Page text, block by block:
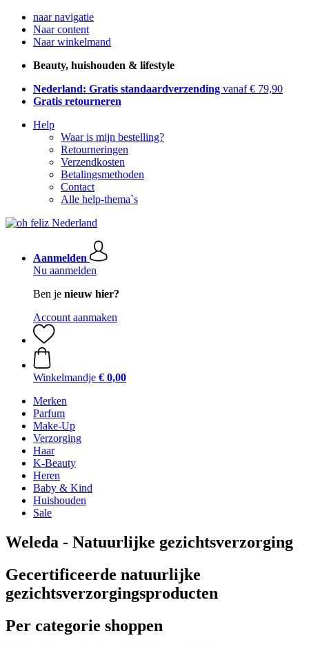
naar navigatie
Naar content
Naar winkelmand
Beauty, huishouden & lifestyle
Nederland: Gratis standaardverzending vanaf € 79,90
Gratis retourneren
Help
Waar is mijn bestelling?
Retourneringen
Verzendkosten
Betalingsmethoden
Contact
Alle help-thema`s
Aanmelden
Nu aanmelden
Ben je nieuw hier?
Account aanmaken
Winkelmandje € 0,00
Merken
Parfum
Make-Up
Verzorging
Haar
K-Beauty
Heren
Baby & Kind
Huishouden
Sale
Weleda - Natuurlijke gezichtsverzorging
Gecertificeerde natuurlijke
gezichtsverzorgingsproducten
Per categorie shoppen